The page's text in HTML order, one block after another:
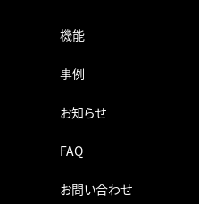
機能
事例
お知らせ
FAQ
お問い合わせ